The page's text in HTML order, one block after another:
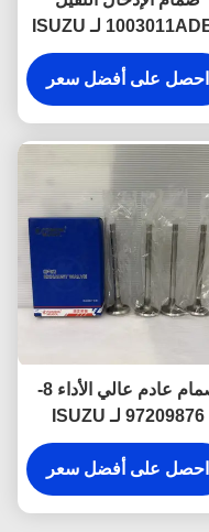
1003011ADB1 لـ ISUZU
NKR ، مناسب بدقة وعمر
خدمة طويل
احصل على أفضل سعر
صمام عادم عالي الأداء 8-
97209876 لـ ISUZU
700P، مقاومة ممتازة
للحرارة وأداء موثوق
للمحرك.
احصل على أفضل سعر